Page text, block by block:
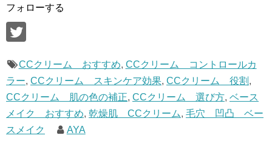
フォローする
CCクリーム おすすめ, CCクリーム コントロールカ
ラー, CCクリーム スキンケア効果, CCクリーム 役割 ,
CCクリーム 肌の色の補正, CCクリーム 選び方, ベース
メイク おすすめ, 乾燥肌 CCクリーム, 毛穴 凹凸 ベー
スメイク
AYA